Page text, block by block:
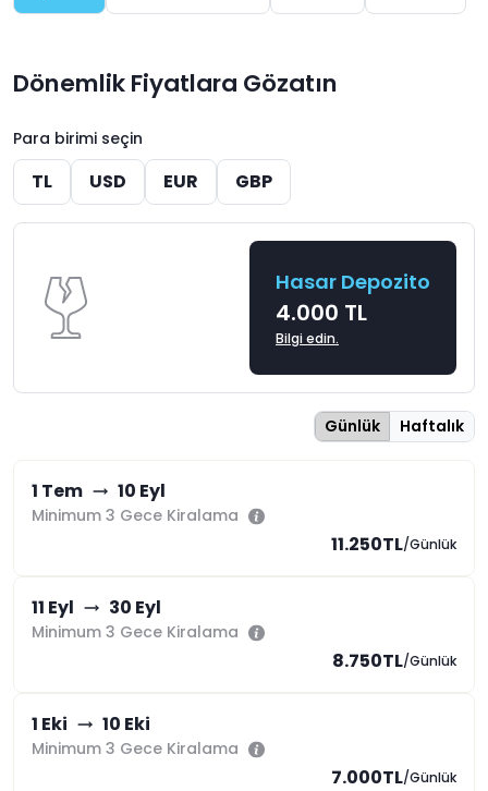
Dönemlik Fiyatlara Gözatın
Para birimi seçin
TL USD EUR GBP
Hasar Depozito
4.000 TL
Bilgi edin.
Günlük Haftalık
1 Tem 10 Eyl
Minimum 3 Gece Kiralama
11.250TL/Günlük
11 Eyl 30 Eyl
Minimum 3 Gece Kiralama
8.750TL/Günlük
1 Eki 10 Eki
Minimum 3 Gece Kiralama
7.000TL/Günlük